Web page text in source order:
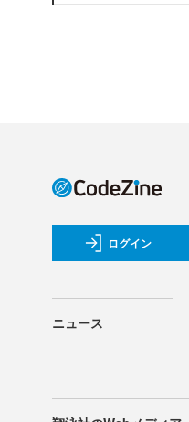
ログイン
ニュース